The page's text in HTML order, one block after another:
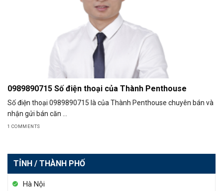
TỈNH / THÀNH PHỐ
Hà Nội
0989890715 Số điện thoại của Thành Penthouse
Số điện thoại 0989890715 là của Thành Penthouse chuyên bán và
nhận gửi bán căn ...
1 COMMENTS